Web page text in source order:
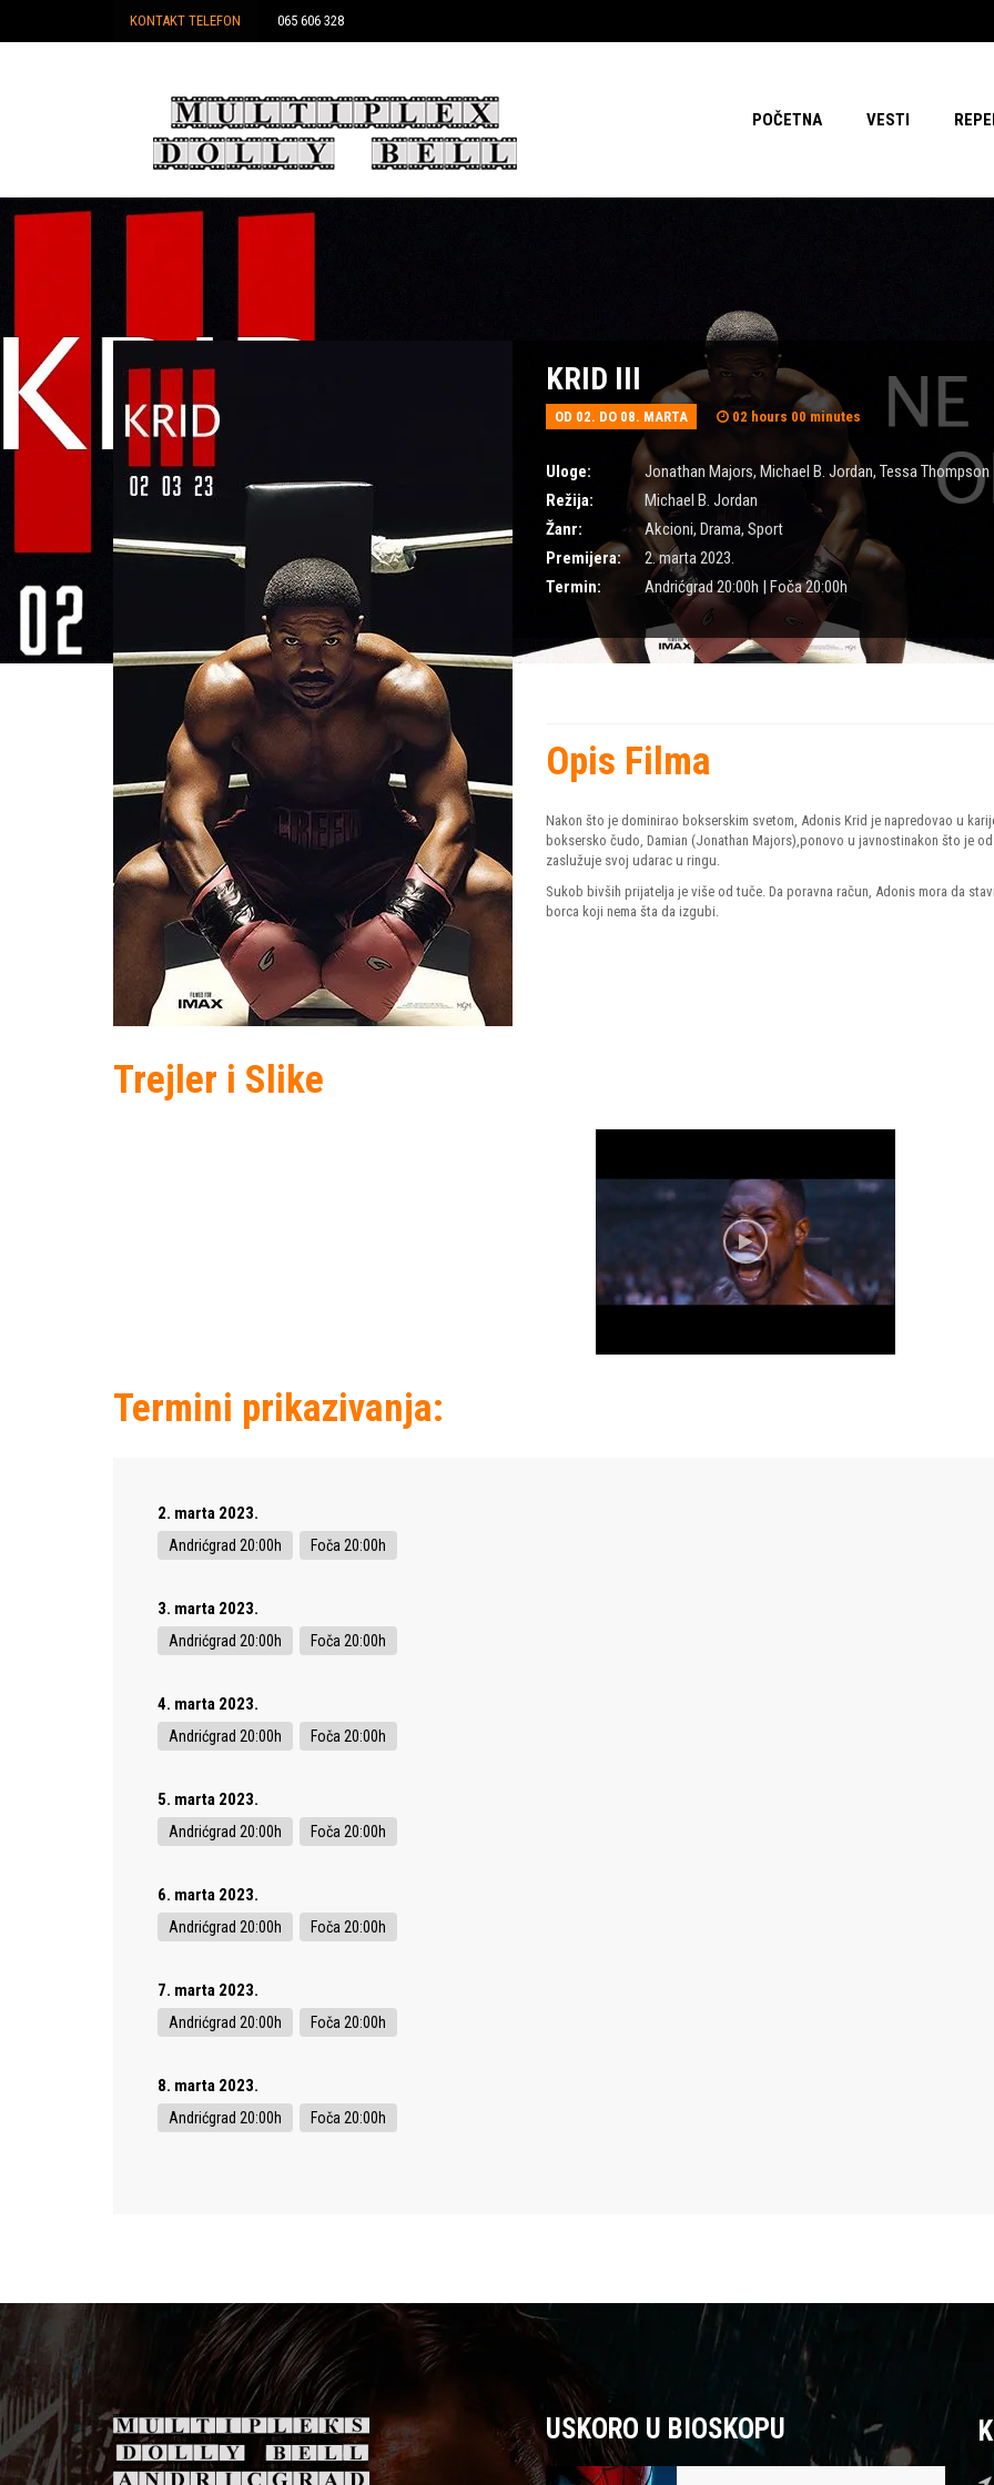
KONTAKT TELEFON 065 606 328
POČETNA VESTI
KRID III
OD 02. DO 08. MARTA 02 hours 00 minutes
Uloge: Jonathan Majors, Michael B. Jordan, Tessa Thompson
Režija:
Michael B. Jordan
Žanr:
Akcioni, Drama, Sport
Premijera:
2. marta 2023.
Termin:
Andrićgrad 20:00h | Foča 20:00h
Opis Filma
Nakon što je dominirao bokserskim svetom, Adonis Krid je napredovao u
boksersko čudo, Damian (Jonathan Majors),ponovo u javnostinakon što je
zaslužuje svoj udarac u ringu.
Sukob bivših prijatelja je više od tuče. Da poravna račun, Adonis mora da
borca koji nema šta da izgubi.
Trejler i Slike
Termini prikazivanja:
2. marta 2023.
Andrićgrad 20:00h Foča 20:00h
3. marta 2023.
Andrićgrad 20:00h Foča 20:00h
4. marta 2023.
Andrićgrad 20:00h Foča 20:00h
5. marta 2023.
Andrićgrad 20:00h Foča 20:00h
6. marta 2023.
Andrićgrad 20:00h Foča 20:00h
7. marta 2023.
Andrićgrad 20:00h Foča 20:00h
8. marta 2023.
Andrićgrad 20:00h Foča 20:00h
USKORO U BIOSKOPU